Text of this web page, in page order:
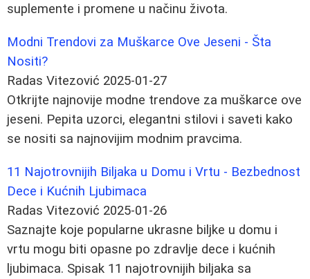
suplemente i promene u načinu života.
Modni Trendovi za Muškarce Ove Jeseni - Šta
Nositi?
Radas Vitezović 2025-01-27
Otkrijte najnovije modne trendove za muškarce ove
jeseni. Pepita uzorci, elegantni stilovi i saveti kako
se nositi sa najnovijim modnim pravcima.
11 Najotrovnijih Biljaka u Domu i Vrtu - Bezbednost
Dece i Kućnih Ljubimaca
Radas Vitezović 2025-01-26
Saznajte koje popularne ukrasne biljke u domu i
vrtu mogu biti opasne po zdravlje dece i kućnih
ljubimaca. Spisak 11 najotrovnijih biljaka sa